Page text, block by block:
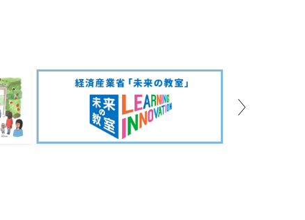
Next